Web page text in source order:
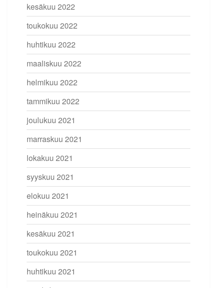
kesäkuu 2022
toukokuu 2022
huhtikuu 2022
maaliskuu 2022
helmikuu 2022
tammikuu 2022
joulukuu 2021
marraskuu 2021
lokakuu 2021
syyskuu 2021
elokuu 2021
heinäkuu 2021
kesäkuu 2021
toukokuu 2021
huhtikuu 2021